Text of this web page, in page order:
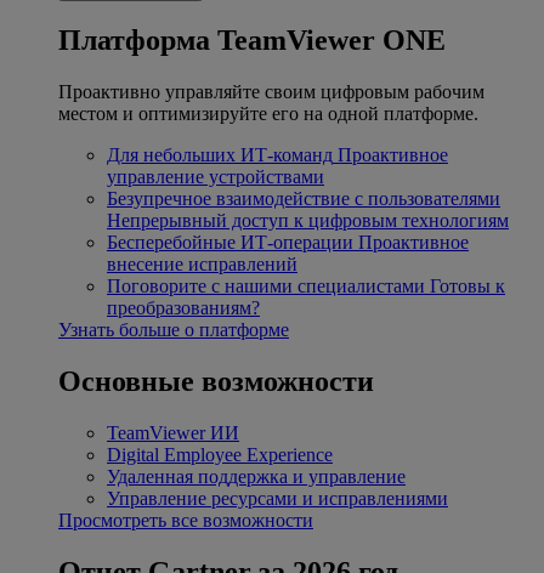
Платформа TeamViewer ONE
Проактивно управляйте своим цифровым рабочим
местом и оптимизируйте его на одной платформе.
Для небольших ИТ-команд Проактивное
управление устройствами
Безупречное взаимодействие с пользователями
Непрерывный доступ к цифровым технологиям
Бесперебойные ИТ-операции Проактивное
внесение исправлений
Поговорите с нашими специалистами Готовы к
преобразованиям?
Узнать больше о платформе
Основные возможности
TeamViewer ИИ
Digital Employee Experience
Удаленная поддержка и управление
Управление ресурсами и исправлениями
Просмотреть все возможности